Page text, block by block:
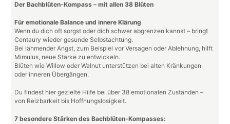
Der Bachblüten-Kompass – mit allen 38 Blüten
Für emotionale Balance und innere Klärung
Wenn du dich oft sorgst oder dich schwer abgrenzen kannst – bringt
Centaury wieder gesunde Selbstachtung.
Bei lähmender Angst, zum Beispiel vor Versagen oder Ablehnung, hilft
Mimulus, neue Stärke zu entwickeln.
Blüten wie Willow oder Walnut unterstützen bei alten Kränkungen
oder inneren Übergängen.
Du findest hier gezielte Hilfe bei über 38 emotionalen Zuständen –
von Reizbarkeit bis Hoffnungslosigkeit.
7 besondere Stärken des Bachblüten-Kompasses: